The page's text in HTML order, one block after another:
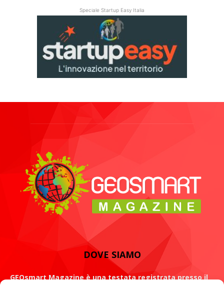
Speciale Startup Easy Italia
DOVE SIAMO
GEOsmart Magazine è una testata registrata presso il